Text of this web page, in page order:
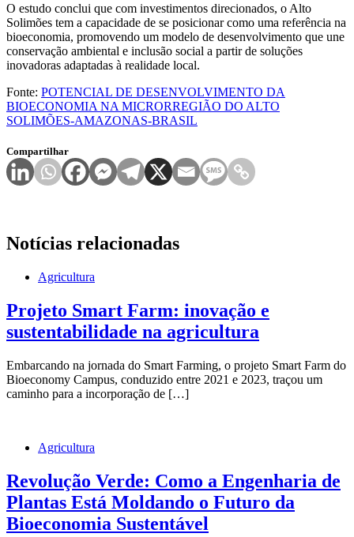
O estudo conclui que com investimentos direcionados, o Alto
Solimões tem a capacidade de se posicionar como uma referência na
bioeconomia, promovendo um modelo de desenvolvimento que une
conservação ambiental e inclusão social a partir de soluções
inovadoras adaptadas à realidade local.
Fonte: POTENCIAL DE DESENVOLVIMENTO DA
BIOECONOMIA NA MICRORREGIÃO DO ALTO
SOLIMÕES-AMAZONAS-BRASIL
Compartilhar
Notícias relacionadas
Agricultura
Projeto Smart Farm: inovação e
sustentabilidade na agricultura
Embarcando na jornada do Smart Farming, o projeto Smart Farm do
Bioeconomy Campus, conduzido entre 2021 e 2023, traçou um
caminho para a incorporação de […]
Agricultura
Revolução Verde: Como a Engenharia de
Plantas Está Moldando o Futuro da
Bioeconomia Sustentável